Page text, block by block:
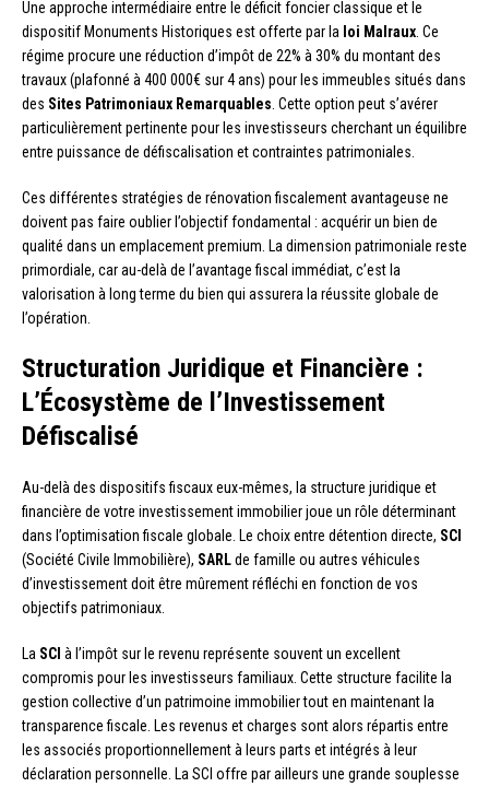
Une approche intermédiaire entre le déficit foncier classique et le
dispositif Monuments Historiques est offerte par la loi Malraux . Ce
régime procure une réduction d’impôt de 22% à 30% du montant des
travaux (plafonné à 400 000€ sur 4 ans) pour les immeubles situés dans
des Sites Patrimoniaux Remarquables . Cette option peut s’avérer
particulièrement pertinente pour les investisseurs cherchant un équilibre
entre puissance de défiscalisation et contraintes patrimoniales.
Ces différentes stratégies de rénovation fiscalement avantageuse ne
doivent pas faire oublier l’objectif fondamental : acquérir un bien de
qualité dans un emplacement premium. La dimension patrimoniale reste
primordiale, car au-delà de l’avantage fiscal immédiat, c’est la
valorisation à long terme du bien qui assurera la réussite globale de
l’opération.
Structuration Juridique et Financière :
L’Écosystème de l’Investissement
Défiscalisé
Au-delà des dispositifs fiscaux eux-mêmes, la structure juridique et
financière de votre investissement immobilier joue un rôle déterminant
dans l’optimisation fiscale globale. Le choix entre détention directe, SCI
(Société Civile Immobilière), SARLde famille ou autres véhicules
d’investissement doit être mûrement réfléchi en fonction de vos
objectifs patrimoniaux.
La SCI à l’impôt sur le revenu représente souvent un excellent
compromis pour les investisseurs familiaux. Cette structure facilite la
gestion collective d’un patrimoine immobilier tout en maintenant la
transparence fiscale. Les revenus et charges sont alors répartis entre
les associés proportionnellement à leurs parts et intégrés à leur
déclaration personnelle. La SCI offre par ailleurs une grande souplesse